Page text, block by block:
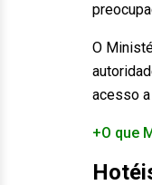
O
acesso
+O que